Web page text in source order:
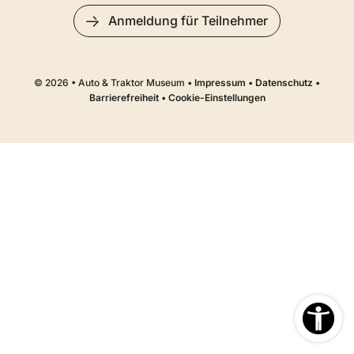
Anmeldung für Teilnehmer
© 2026 • Auto & Traktor Museum • Impressum • Datenschutz •
Barrierefreiheit• Cookie-Einstellungen